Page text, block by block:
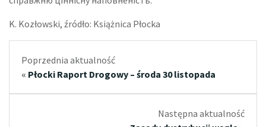
K. Kozłowski, źródło: Książnica Płocka
Poprzednia aktualność
« Płocki Raport Drogowy – środa 30 listopada
Następna aktualność